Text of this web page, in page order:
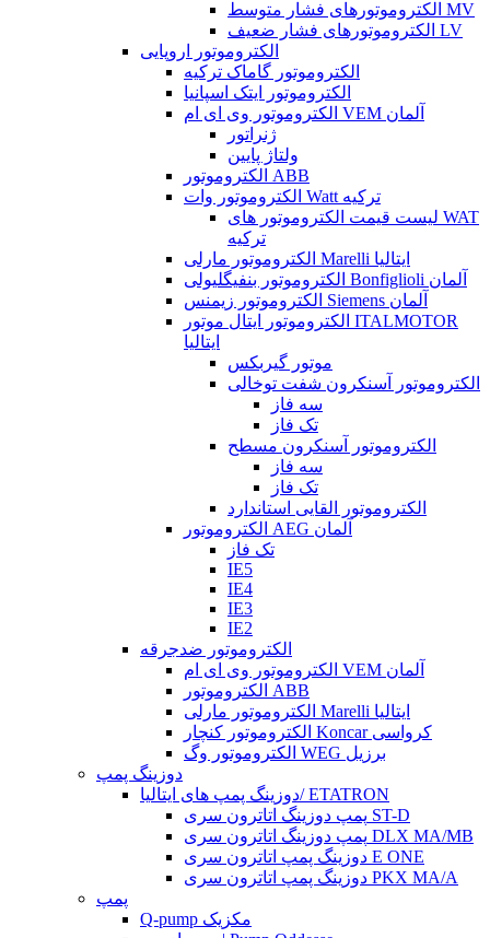
الکتروموتورهای فشار متوسط MV
الکتروموتورهای فشار ضعیف LV
الکتروموتور اروپایی
الکتروموتور گاماک ترکیه
الکتروموتور ایتک اسپانیا
الکتروموتور وی ای ام VEM آلمان
ژنراتور
ولتاژ پایین
الکتروموتور ABB
الکتروموتور وات Watt ترکیه
لیست قیمت الکتروموتور های WAT
ترکیه
الکتروموتور مارلی Marelli ایتالیا
الکتروموتور بنفیگلیولی Bonfiglioli آلمان
الکتروموتور زیمنس Siemens آلمان
الکتروموتور ایتال موتور ITALMOTOR
ایتالیا
موتور گیربکس
الکتروموتور آسنکرون شفت توخالی
سه فاز
تک فاز
الکتروموتور آسنکرون مسطح
سه فاز
تک فاز
الکتروموتور القایی استاندارد
الکتروموتور AEG آلمان
تک فاز
IE5
IE4
IE3
IE2
الکتروموتور ضدجرقه
الکتروموتور وی ای ام VEM آلمان
الکتروموتور ABB
الکتروموتور مارلی Marelli ایتالیا
الکتروموتور کنچار Koncar کرواسی
الکتروموتور وگ WEG برزیل
دوزینگ پمپ
دوزینگ پمپ های ایتالیا/ ETATRON
پمپ دوزینگ اتاترون سری ST-D
پمپ دوزینگ اتاترون سری DLX MA/MB
دوزینگ پمپ اتاترون سری E ONE
دوزینگ پمپ اتاترون سری PKX MA/A
پمپ
Q-pump مکزیک